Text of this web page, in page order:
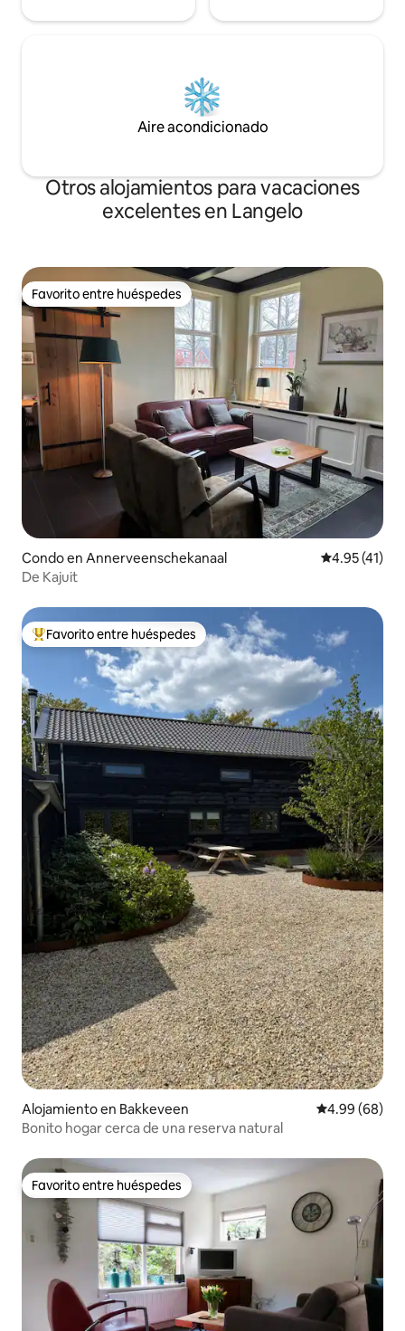
Aire acondicionado
Otros alojamientos para vacaciones
excelentes en Langelo
Favorito entre huéspedes
Favorito entre huéspedes
Condo en Annerveenschekanaal Calificación
4.95 (41)
De Kajuit
Favorito entre huéspedes preferido
Favorito entre huéspedes
Alojamiento en Bakkeveen Calificación
4.99 (68)
Bonito hogar cerca de una reserva natural
Favorito entre huéspedes
Favorito entre huéspedes